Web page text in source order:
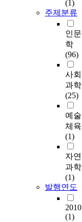
(1)
주제분류
인문
학
(96)
사회
과학
(25)
예술
체육
(1)
자연
과학
(1)
발행연도
2010
(1)